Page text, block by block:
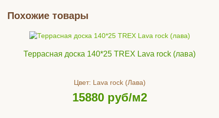
Похожие товары
Террасная доска 140*25 TREX Lava rock (лава)
Цвет: Lava rock (Лава)
15880 руб/м2